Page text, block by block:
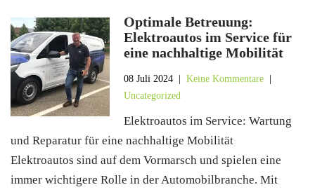
Optimale Betreuung:
Elektroautos im Service für
eine nachhaltige Mobilität
08 Juli 2024 |Keine Kommentare
Uncategorized
Elektroautos im Service: Wartung
und Reparatur für eine nachhaltige Mobilität
Elektroautos sind auf dem Vormarsch und spielen eine
immer wichtigere Rolle in der Automobilbranche. Mit